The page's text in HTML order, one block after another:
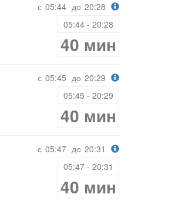
с 05:44 до 20:28
05:44 - 20:28
40 мин
с 05:45 до 20:29
05:45 - 20:29
40 мин
с 05:47 до 20:31
05:47 - 20:31
40 мин